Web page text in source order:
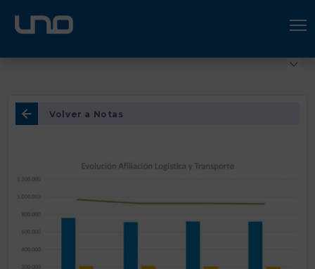
ÚNETE A UNO LOGÍSTICA
Volver a Notas